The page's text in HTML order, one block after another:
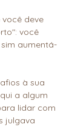
deve
você
aumentá-
à sua
a algum
lidar com
julgava